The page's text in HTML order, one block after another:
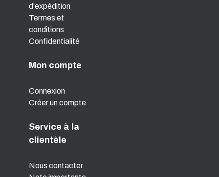
d'expédition
Termes et
conditions
Confidentialité
Mon compte
Connexion
Créer un compte
Service à la
clientèle
Nous contacter